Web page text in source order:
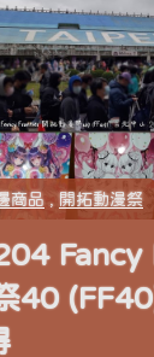
商品 ,開拓動漫祭
Fancy
40